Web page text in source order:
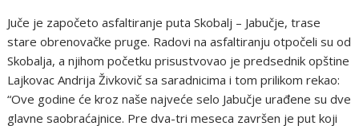
Juče je započeto asfaltiranje puta Skobalj – Jabučje, trase
stare obrenovačke pruge. Radovi na asfaltiranju otpočeli su od
Skobalja, a njihom početku prisustvovao je predsednik opštine
Lajkovac Andrija Živkovič sa saradnicima i tom prilikom rekao:
“Ove godine će kroz naše najveće selo Jabučje urađene su dve
glavne saobraćajnice. Pre dva-tri meseca završen je put koji